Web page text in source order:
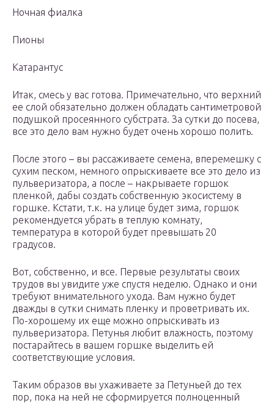
Ночная фиалка
Пионы
Катарантус
Итак, смесь у вас готова. Примечательно, что верхний
ее слой обязательно должен обладать сантиметровой
подушкой просеянного субстрата. За сутки до посева,
все это дело вам нужно будет очень хорошо полить.
После этого – вы рассаживаете семена, вперемешку с
сухим песком, немного опрыскиваете все это дело из
пульверизатора, а после – накрываете горшок
пленкой, дабы создать собственную экосистему в
горшке. Кстати, т.к. на улице будет зима, горшок
рекомендуется убрать в теплую комнату,
температура в которой будет превышать 20
градусов.
Вот, собственно, и все. Первые результаты своих
трудов вы увидите уже спустя неделю. Однако и они
требуют внимательного ухода. Вам нужно будет
дважды в сутки снимать пленку и проветривать их.
По-хорошему их еще можно опрыскивать из
пульверизатора. Петунья любит влажность, поэтому
постарайтесь в вашем горшке выделить ей
соответствующие условия.
Таким образов вы ухаживаете за Петуньей до тех
пор, пока на ней не сформируется полноценный